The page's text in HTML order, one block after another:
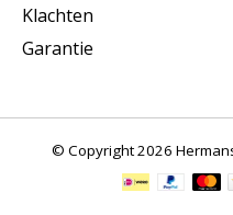
Klachten
Garantie
© Copyright 2026